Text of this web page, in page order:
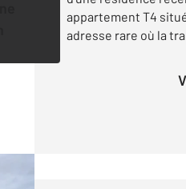
appartement T4
adresse rare où la